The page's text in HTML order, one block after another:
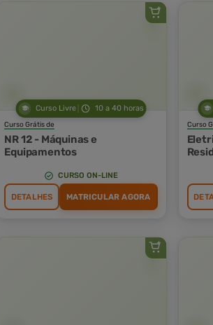
Curso Livre 10 a 40 horas
Curso Grátis de
NR 12 - Máquinas e
Equipamentos
CURSO ON-LINE
DETALHES MATRICULAR AGORA
Curso